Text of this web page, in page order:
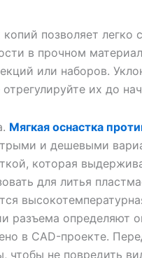
позволяет легко
в прочном
или наборов.
их до
Мягкая оснастка
и дешевыми
которая
для литья
разъема определяют
в CAD-проекте.
чтобы не повредить